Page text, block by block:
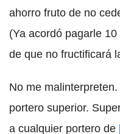
ahorro fruto de no
(Ya acordó pagarle
de que no fructificará
No me
portero superior.
a cualquier portero de